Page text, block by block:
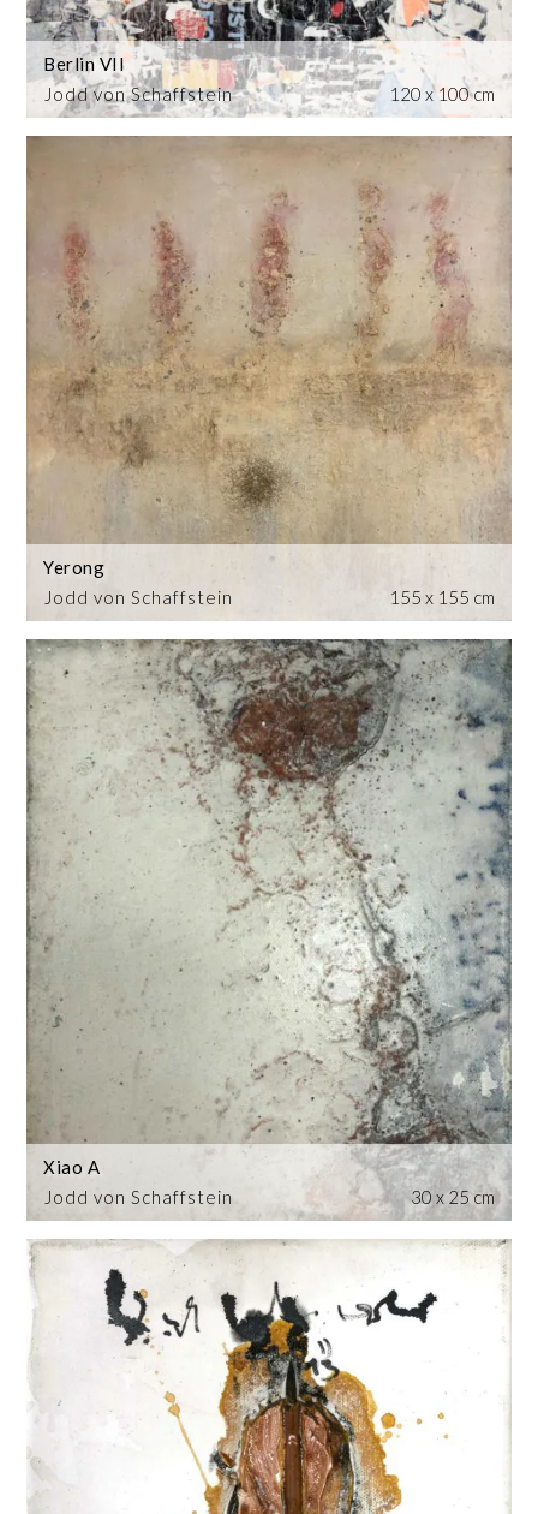
Jodd von Schaffstein
Berlin VII
120 x 100 cm
Jodd von Schaffstein
Yerong
155 x 155 cm
Jodd von Schaffstein
Xiao A
30 x 25 cm